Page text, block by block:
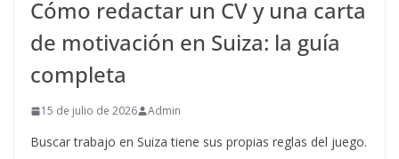
Cómo redactar un CV y una carta
de motivación en Suiza: la guía
completa
15 de julio de 2026 Admin
Buscar trabajo en Suiza tiene sus propias reglas del juego.